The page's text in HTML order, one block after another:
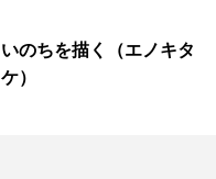
いのちを描く（エノキタ
ケ）